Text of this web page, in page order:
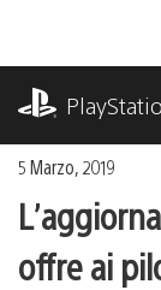
contenuto
5 Marzo, 2019
offre ai